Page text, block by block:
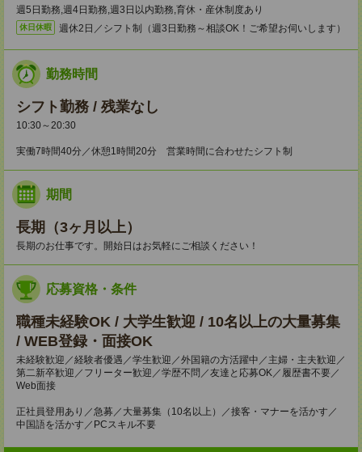
週5日勤務,週4日勤務,週3日以内勤務,育休・産休制度あり
休日休暇 週休2日／シフト制（週3日勤務～相談OK！ご希望お伺いします）
勤務時間
シフト勤務 / 残業なし
10:30～20:30
実働7時間40分／休憩1時間20分 営業時間に合わせたシフト制
期間
長期（3ヶ月以上）
長期のお仕事です。開始日はお気軽にご相談ください！
応募資格・条件
職種未経験OK / 大学生歓迎 / 10名以上の大量募集
/ WEB登録・面接OK
未経験歓迎／経験者優遇／学生歓迎／外国籍の方活躍中／主婦・主夫歓迎／
第二新卒歓迎／フリーター歓迎／学歴不問／友達と応募OK／履歴書不要／
Web面接
正社員登用あり／急募／大量募集（10名以上）／接客・マナーを活かす／
中国語を活かす／PCスキル不要